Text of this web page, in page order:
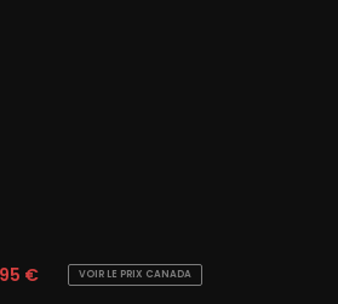
€ VOIR LE PRIX CANADA